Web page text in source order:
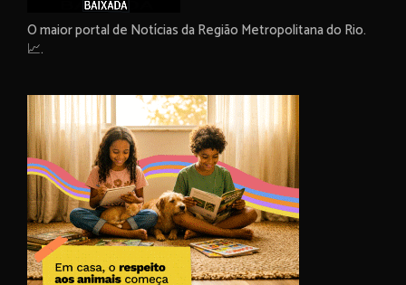
O maior portal de Notícias da Região Metropolitana do Rio.
📈.